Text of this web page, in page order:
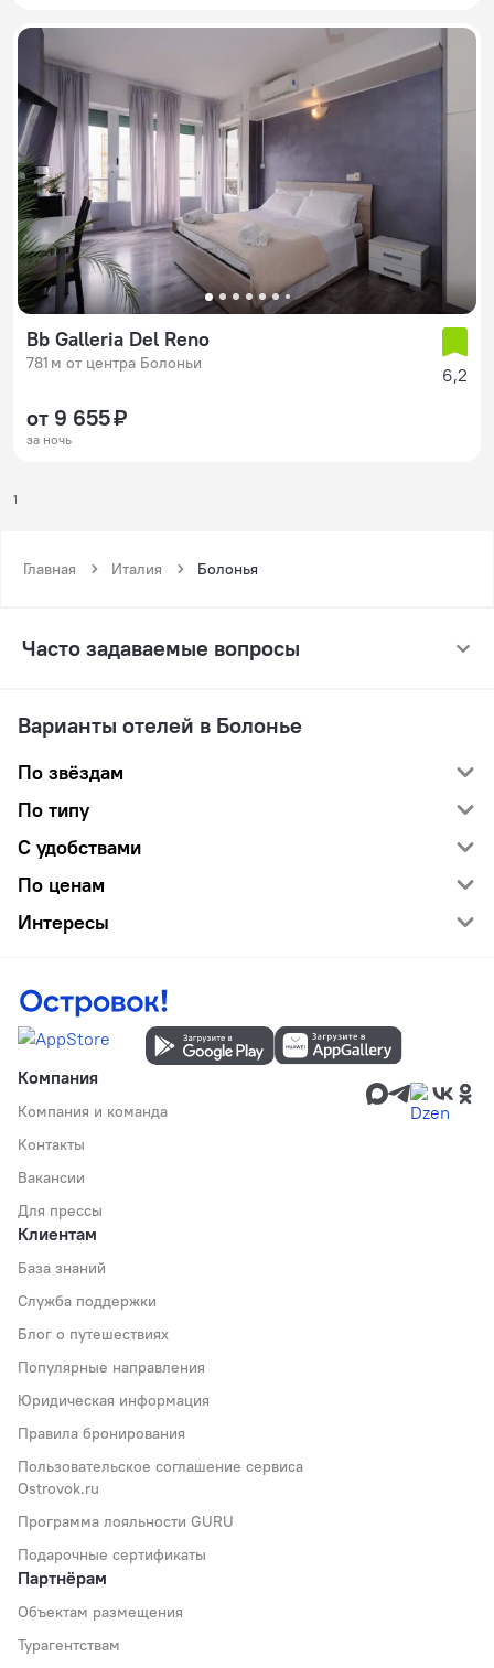
Bb Galleria Del Reno
781 м от центра Болоньи
6,2
от 9 655 ₽
за ночь
1
Главная Италия Болонья
Часто задаваемые вопросы
Варианты отелей в Болонье
По звёздам
По типу
С удобствами
По ценам
Интересы
Компания
Компания и команда
Контакты
Вакансии
Для прессы
Клиентам
База знаний
Служба поддержки
Блог о путешествиях
Популярные направления
Юридическая информация
Правила бронирования
Пользовательское соглашение сервиса
Ostrovok.ru
Программа лояльности GURU
Подарочные сертификаты
Партнёрам
Объектам размещения
Турагентствам